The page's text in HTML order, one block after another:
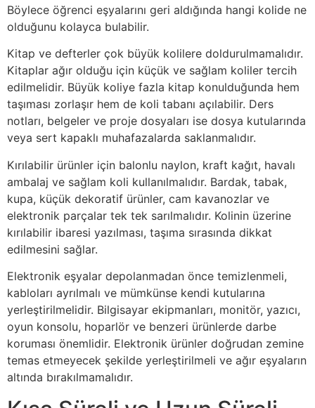
Böylece öğrenci eşyalarını geri aldığında hangi kolide ne
olduğunu kolayca bulabilir.
Kitap ve defterler çok büyük kolilere doldurulmamalıdır.
Kitaplar ağır olduğu için küçük ve sağlam koliler tercih
edilmelidir. Büyük koliye fazla kitap konulduğunda hem
taşıması zorlaşır hem de koli tabanı açılabilir. Ders
notları, belgeler ve proje dosyaları ise dosya kutularında
veya sert kapaklı muhafazalarda saklanmalıdır.
Kırılabilir ürünler için balonlu naylon, kraft kağıt, havalı
ambalaj ve sağlam koli kullanılmalıdır. Bardak, tabak,
kupa, küçük dekoratif ürünler, cam kavanozlar ve
elektronik parçalar tek tek sarılmalıdır. Kolinin üzerine
kırılabilir ibaresi yazılması, taşıma sırasında dikkat
edilmesini sağlar.
Elektronik eşyalar depolanmadan önce temizlenmeli,
kabloları ayrılmalı ve mümkünse kendi kutularına
yerleştirilmelidir. Bilgisayar ekipmanları, monitör, yazıcı,
oyun konsolu, hoparlör ve benzeri ürünlerde darbe
koruması önemlidir. Elektronik ürünler doğrudan zemine
temas etmeyecek şekilde yerleştirilmeli ve ağır eşyaların
altında bırakılmamalıdır.